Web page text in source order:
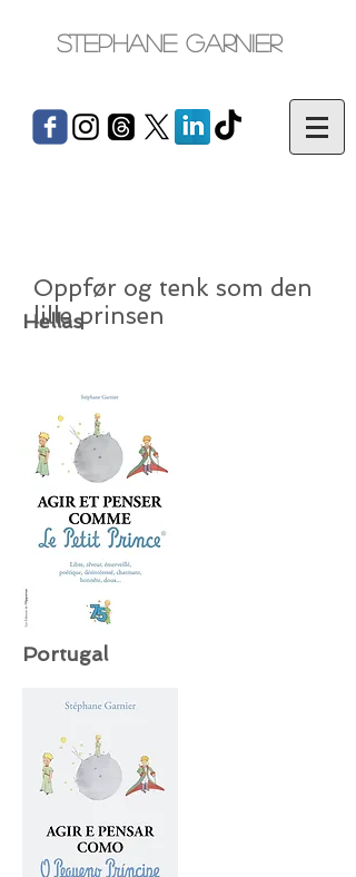
Stephane Garnier
Oppfør og tenk som den
lille prinsen
Hellas
Portugal